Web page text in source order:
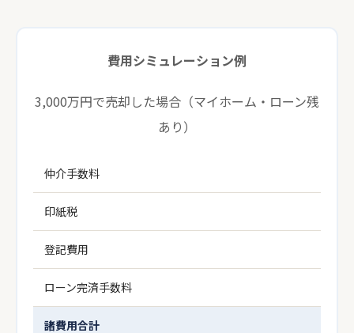
費用シミュレーション例
3,000万円で売却した場合（マイホーム・ローン残
あり）
仲介手数料
印紙税
登記費用
ローン完済手数料
諸費用合計